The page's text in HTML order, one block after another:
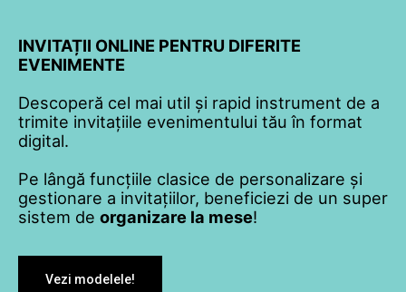
INVITAȚII ONLINE PENTRU DIFERITE
EVENIMENTE
Descoperă cel mai util și rapid instrument de a
trimite invitațiile evenimentului tău în format
digital.
Pe lângă funcțiile clasice de personalizare și
gestionare a invitațiilor, beneficiezi de un super
sistem de organizare la mese!
Vezi modelele!